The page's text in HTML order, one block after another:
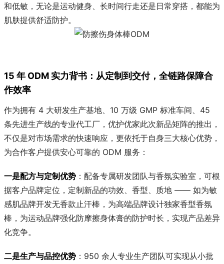
和低敏，无论是运动健身、长时间行走还是日常穿搭，都能为
肌肤提供舒适防护。
15 年 ODM 实力背书：从定制到交付，全链路保障合
作效率
作为拥有 4 大研发生产基地、10 万级 GMP 标准车间、45
条先进生产线的专业代工厂，优护优家此次新品矩阵的推出，
不仅是对市场需求的快速响应，更依托于自身三大核心优势，
为合作客户提供安心可靠的 ODM 服务：
一是配方与定制优势 ：配备专属研发团队与香氛实验室，可根
据客户品牌定位，定制新品的功效、香型、质地 —— 如为敏
感肌品牌开发无香款止汗棒，为高端品牌设计独家香型香氛
棒，为运动品牌强化防摩擦身体膏的防护时长，实现产品差异
化竞争。
二是生产与品控优势 ：950 余人专业生产团队可实现从小批